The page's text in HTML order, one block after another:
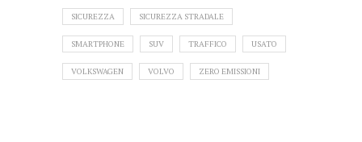
SICUREZZA SICUREZZA STRADALE
SMARTPHONE SUV TRAFFICO USATO
VOLKSWAGEN VOLVO ZERO EMISSIONI